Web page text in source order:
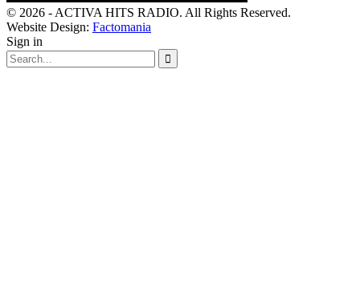
© 2026 - ACTIVA HITS RADIO. All Rights Reserved.
Website Design: Factomania
Sign in